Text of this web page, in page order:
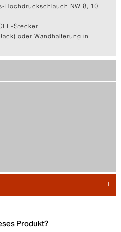
Hochdruckschlauch NW 8, 10
Stecker
oder Wandhalterung in
Produkt?